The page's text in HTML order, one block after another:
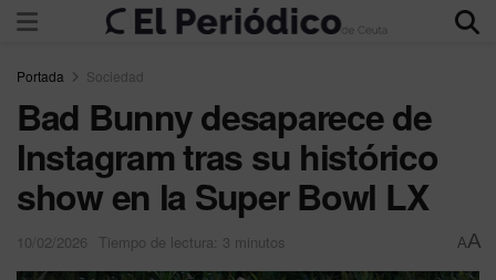
Portada Sociedad
Bad Bunny desaparece de
Instagram tras su histórico
show en la Super Bowl LX
10/02/2026 Tiempo de lectura: 3 minutos AA